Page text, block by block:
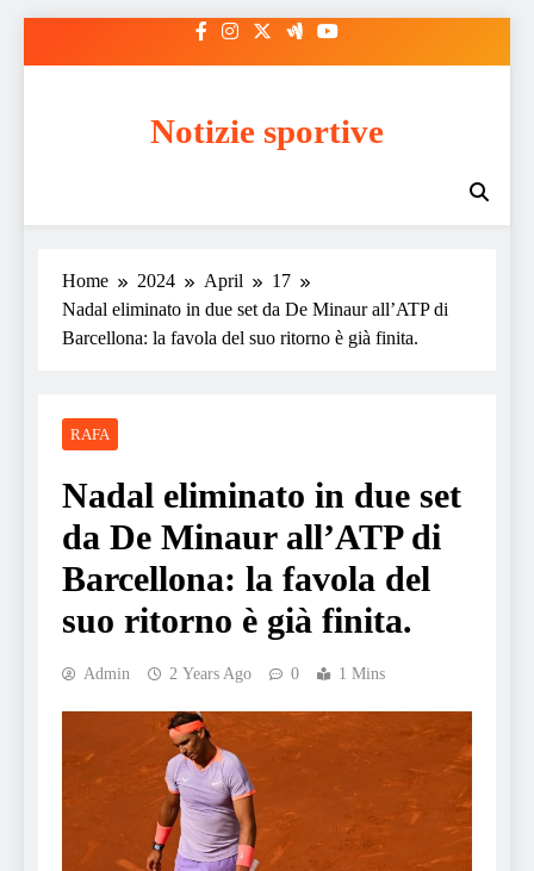
Notizie sportive
Home 2024 April
17
Nadal eliminato in due set da De Minaur all’ATP di
Barcellona: la favola del suo ritorno è già finita.
RAFA
Nadal eliminato in due set
da De Minaur all’ATP di
Barcellona: la favola del
suo ritorno è già finita.
Admin 2 Years Ago 0 1 Mins